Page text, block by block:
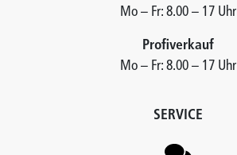
Mo – Fr: 8.00 – 17 Uhr
Profiverkauf
Mo – Fr: 8.00 – 17 Uhr
SERVICE